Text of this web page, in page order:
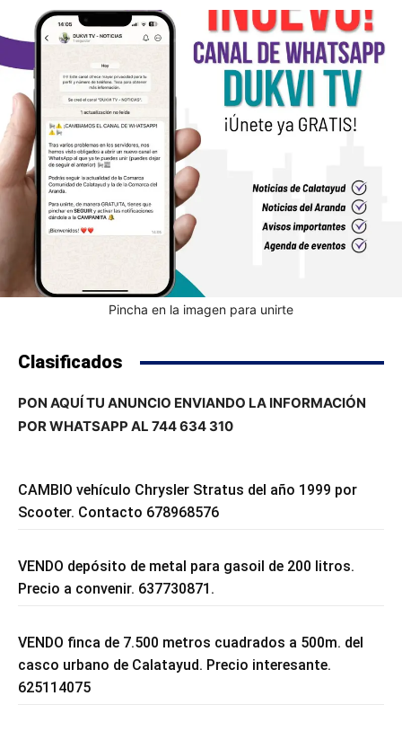
Pincha en la imagen para unirte
Clasificados
PON AQUÍ TU ANUNCIO ENVIANDO LA INFORMACIÓN
POR WHATSAPP AL 744 634 310
CAMBIO vehículo Chrysler Stratus del año 1999 por
Scooter. Contacto 678968576
VENDO depósito de metal para gasoil de 200 litros.
Precio a convenir. 637730871.
VENDO finca de 7.500 metros cuadrados a 500m. del
casco urbano de Calatayud. Precio interesante.
625114075